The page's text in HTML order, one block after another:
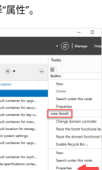
性”。